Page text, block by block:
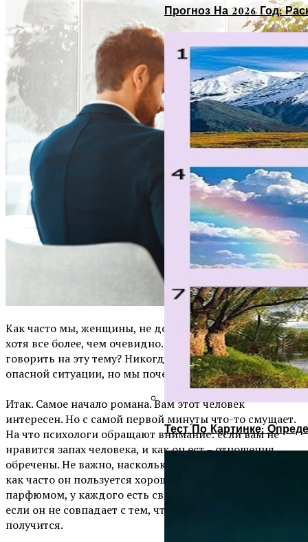
Прогноз На 2026 Год:
Тест По Картинке:
Как часто мы, женщины, не доверяем своей интуиции,
хотя все более, чем очевидно. Почему я хочу сегодня
говорить на эту тему? Никогда не поздно выскочить из
опасной ситуации, но мы почему-то не доверяем себе.
Итак. Самое начало романа. Вам этот человек
интересен. Но с самой первой минуты что-то смущает.
На что психологи обращают внимание: если вам не
нравится запах человека, и как он ест – отношения
обречены. Не важно, насколько человек чистоплотен,
как часто он пользуется хорошим дезодорантом и
парфюмом, у каждого есть свой природный запах. И
если он не совпадает с тем, что вам нравится, не
получится.